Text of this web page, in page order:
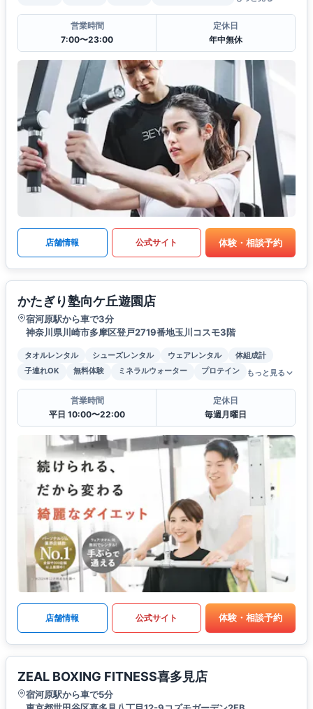
営業時間
7:00〜23:00
定休日
年中無休
店舗情報 公式サイト 体験・相談予約
かたぎり塾向ケ丘遊園店
宿河原駅から車で3分
神奈川県川崎市多摩区登戸2719番地玉川コスモ3階
タオルレンタル シューズレンタル ウェアレンタル
体組成計
子連れOK
無料体験 ミネラルウォーター プロテイン もっと見る
営業時間
平日 10:00〜22:00
定休日
毎週月曜日
店舗情報 公式サイト 体験・相談予約
ZEAL BOXING FITNESS喜多見店
宿河原駅から車で5分